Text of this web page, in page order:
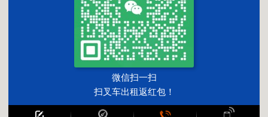
微信扫一扫
扫叉车出租返红包！